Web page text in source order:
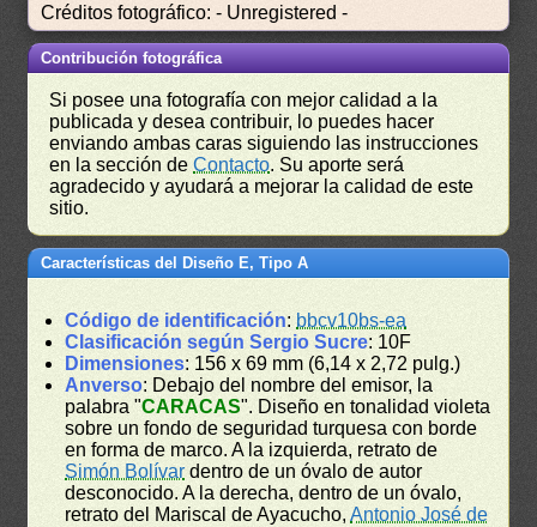
Créditos fotográfico: - Unregistered -
Contribución fotográfica
Si posee una fotografía con mejor calidad a la
publicada y desea contribuir, lo puedes hacer
enviando ambas caras siguiendo las instrucciones
en la sección deContacto. Su aporte será
agradecido y ayudará a mejorar la calidad de este
sitio.
Características del Diseño E, Tipo A
Código de identificación: bbcv10bs-ea
Clasificación según Sergio Sucre: 10F
Dimensiones: 156 x 69 mm (6,14 x 2,72 pulg.)
Anverso: Debajo del nombre del emisor, la
palabra "CARACAS". Diseño en tonalidad violeta
sobre un fondo de seguridad turquesa con borde
en forma de marco. A la izquierda, retrato de
Simón Bolívar dentro de un óvalo de autor
desconocido. A la derecha, dentro de un óvalo,
retrato del Mariscal de Ayacucho,Antonio José de